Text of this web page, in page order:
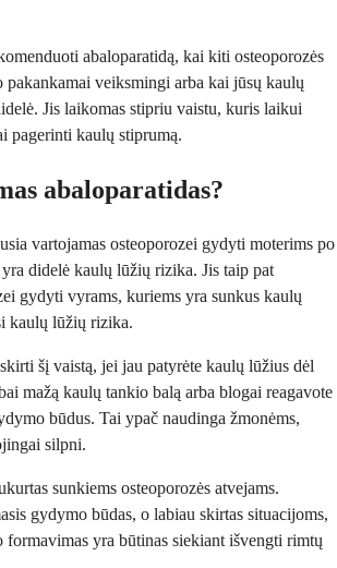
abaloparatidą, kai kiti osteoporozės
pakankamai veiksmingi arba kai jūsų kaulų
Jis laikomas stipriu vaistu, kuris laikui
pagerinti kaulų stiprumą.
abaloparatidas?
vartojamas osteoporozei gydyti moterims po
didelė kaulų lūžių rizika. Jis taip pat
gydyti vyrams, kuriems yra sunkus kaulų
kaulų lūžių rizika.
šį vaistą, jei jau patyrėte kaulų lūžius dėl
mažą kaulų tankio balą arba blogai reagavote
būdus. Tai ypač naudinga žmonėms,
silpni.
sunkiems osteoporozės atvejams.
gydymo būdas, o labiau skirtas situacijoms,
formavimas yra būtinas siekiant išvengti rimtų